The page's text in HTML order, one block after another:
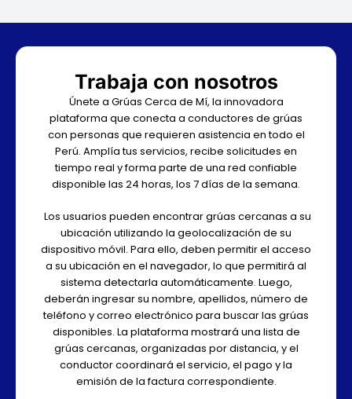
Trabaja con nosotros
Únete a Grúas Cerca de Mí, la innovadora
plataforma que conecta a conductores de grúas
con personas que requieren asistencia en todo el
Perú. Amplía tus servicios, recibe solicitudes en
tiempo real y forma parte de una red confiable
disponible las 24 horas, los 7 días de la semana.
Los usuarios pueden encontrar grúas cercanas a su
ubicación utilizando la geolocalización de su
dispositivo móvil. Para ello, deben permitir el acceso
a su ubicación en el navegador, lo que permitirá al
sistema detectarla automáticamente. Luego,
deberán ingresar su nombre, apellidos, número de
teléfono y correo electrónico para buscar las grúas
disponibles. La plataforma mostrará una lista de
grúas cercanas, organizadas por distancia, y el
conductor coordinará el servicio, el pago y la
emisión de la factura correspondiente.